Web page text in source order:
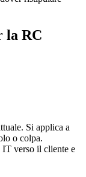
la RC
Si applica a
o colpa.
IT verso il cliente e